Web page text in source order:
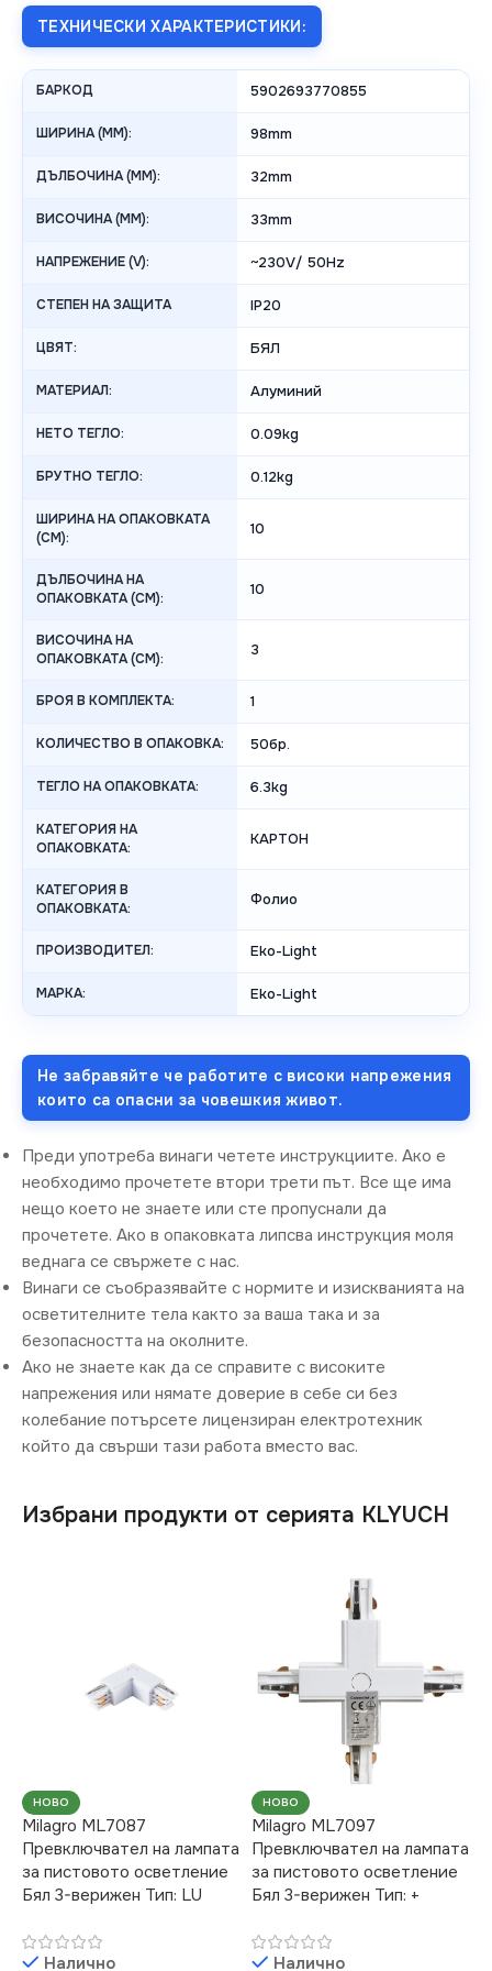
ТЕХНИЧЕСКИ ХАРАКТЕРИСТИКИ:
БАРКОД 5902693770855
ШИРИНА (MM): 98mm
ДЪЛБОЧИНА (MM): 32mm
ВИСОЧИНА (MM): 33mm
НАПРЕЖЕНИЕ (V): ~230V/ 50Hz
СТЕПЕН НА ЗАЩИТА IP20
ЦВЯТ: БЯЛ
МАТЕРИАЛ: Алуминий
НЕТО ТЕГЛО: 0.09kg
БРУТНО ТЕГЛО: 0.12kg
ШИРИНА НА ОПАКОВКАТА
(CM):
10
ДЪЛБОЧИНА НА
ОПАКОВКАТА (CM):
10
ВИСОЧИНА НА
ОПАКОВКАТА (СМ):
3
БРОЯ В КОМПЛЕКТА: 1
КОЛИЧЕСТВО В ОПАКОВКА: 50бр.
ТЕГЛО НА ОПАКОВКАТА: 6.3kg
КАТЕГОРИЯ НА
ОПАКОВКАТА:
КАРТОН
КАТЕГОРИЯ В
ОПАКОВКАТА:
Фолио
ПРОИЗВОДИТЕЛ: Eko-Light
МАРКА: Eko-Light
Не забравяйте че работите с високи напрежения
които са опасни за човешкия живот.
Преди употреба винаги четете инструкциите. Ако е
необходимо прочетете втори трети път. Все ще има
нещо което не знаете или сте пропуснали да
прочетете. Ако в опаковката липсва инструкция моля
веднага се свържете с нас.
Винаги се съобразявайте с нормите и изискванията на
осветителните тела както за ваша така и за
безопасността на околните.
Ако не знаете как да се справите с високите
напрежения или нямате доверие в себе си без
колебание потърсете лицензиран електротехник
който да свърши тази работа вместо вас.
Избрани продукти от серията KLYUCH
НОВО
Milagro ML7087
Превключвател на лампата
за пистовото осветление
Бял 3-верижен Тип: LU
Налично
НОВО
Milagro ML7097
Превключвател на лампата
за пистовото осветление
Бял 3-верижен Тип: +
Налично